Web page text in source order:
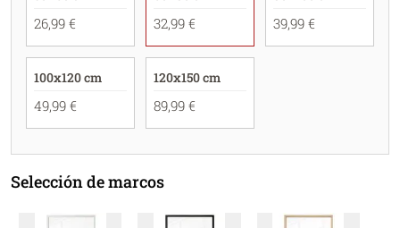
26,99 € 32,99 € 39,99 €
100x120 cm
49,99 €
120x150 cm
89,99 €
Selección de marcos